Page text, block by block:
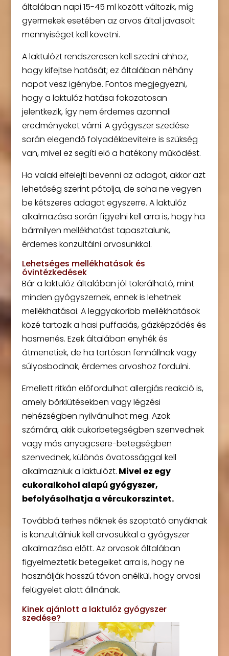
általában napi 15-45 ml között változik, míg
gyermekek esetében az orvos által javasolt
mennyiséget kell követni.
A laktulózt rendszeresen kell szedni ahhoz,
hogy kifejtse hatását; ez általában néhány
napot vesz igénybe. Fontos megjegyezni,
hogy a laktulóz hatása fokozatosan
jelentkezik, így nem érdemes azonnali
eredményeket várni. A gyógyszer szedése
során elegendő folyadékbevitelre is szükség
van, mivel ez segíti elő a hatékony működést.
Ha valaki elfelejti bevenni az adagot, akkor azt
lehetőség szerint pótolja, de soha ne vegyen
be kétszeres adagot egyszerre. A laktulóz
alkalmazása során figyelni kell arra is, hogy ha
bármilyen mellékhatást tapasztalunk,
érdemes konzultálni orvosunkkal.
Lehetséges mellékhatások és
óvintézkedések
Bár a laktulóz általában jól tolerálható, mint
minden gyógyszernek, ennek is lehetnek
mellékhatásai. A leggyakoribb mellékhatások
közé tartozik a hasi puffadás, gázképződés és
hasmenés. Ezek általában enyhék és
átmenetiek, de ha tartósan fennállnak vagy
súlyosbodnak, érdemes orvoshoz fordulni.
Emellett ritkán előfordulhat allergiás reakció is,
amely bőrkiütésekben vagy légzési
nehézségben nyilvánulhat meg. Azok
számára, akik cukorbetegségben szenvednek
vagy más anyagcsere-betegségben
szenvednek, különös óvatossággal kell
alkalmazniuk a laktulózt. Mivel ez egy
cukoralkohol alapú gyógyszer,
befolyásolhatja a vércukorszintet.
Továbbá terhes nőknek és szoptató anyáknak
is konzultálniuk kell orvosukkal a gyógyszer
alkalmazása előtt. Az orvosok általában
figyelmeztetik betegeiket arra is, hogy ne
használják hosszú távon anélkül, hogy orvosi
felügyelet alatt állnának.
Kinek ajánlott a laktulóz gyógyszer
szedése?